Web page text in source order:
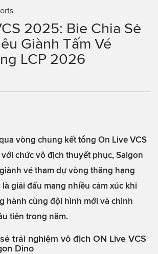
2025: Bie Chia Sẻ
Giành Tấm Vé
LCP 2026
vòng chung kết tổng On Live VCS
chức vô địch thuyết phục, Saigon
vé tham dự vòng thăng hạng
là giải đấu mang nhiều cảm xúc khi
hành cùng đội hình mới và chinh
tiên trong năm.
trải nghiệm vô địch ON Live VCS
Dino